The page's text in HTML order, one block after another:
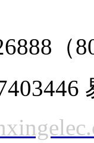
（